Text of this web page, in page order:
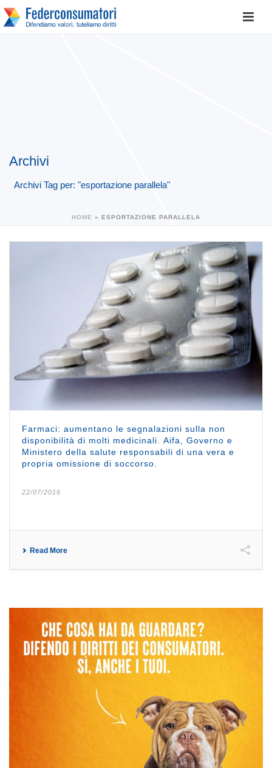
Archivi
Archivi Tag per: "esportazione parallela"
HOME » ESPORTAZIONE PARALLELA
Farmaci: aumentano le segnalazioni sulla non
disponibilità di molti medicinali. Aifa, Governo e
Ministero della salute responsabili di una vera e
propria omissione di soccorso.
22/07/2016
Read More